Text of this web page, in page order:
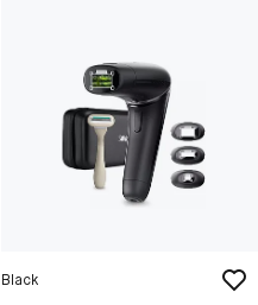
Black